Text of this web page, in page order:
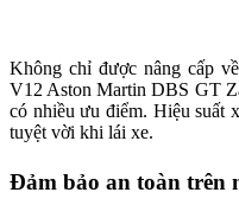
Không chỉ được nâng cấp
V12 Aston Martin DBS GT
có nhiều ưu điểm. Hiệu suất
tuyệt vời khi lái xe.
Đảm bảo an toàn trên